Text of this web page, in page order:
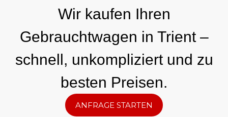
Wir kaufen Ihren
Gebrauchtwagen in Trient –
schnell, unkompliziert und zu
besten Preisen.
ANFRAGE STARTEN